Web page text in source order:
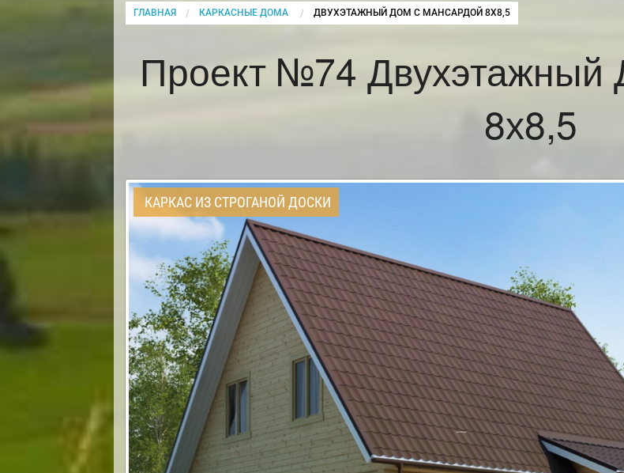
ГЛАВНАЯ КАРКАСНЫЕ ДОМА CURRENT:
ДВУХЭТАЖНЫЙ ДОМ С МАНСАРДОЙ 8Х8,5
Проект №74 Двухэтажный
8х8,5
КАРКАС ИЗ СТРОГАНОЙ ДОСКИ